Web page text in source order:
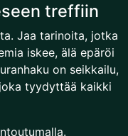
treffiin
Jaa tarinoita, jotka
iskee, älä epäröi
on seikkailu,
tyydyttää kaikki